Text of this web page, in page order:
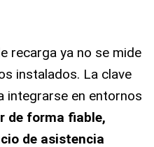
recarga ya no se mide
instalados. La clave
integrarse en entornos
de forma fiable,
de asistencia